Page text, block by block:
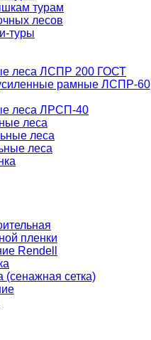
турам
лесов
туры
леса ЛСПР 200 ГОСТ
рамные ЛСПР-60
леса ЛРСП-40
леса
леса
леса
пленки
Rendell
(сенажная сетка)